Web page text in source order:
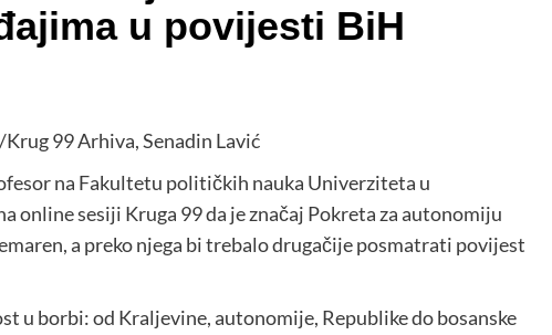
u povijesti BiH
99 Arhiva, Senadin Lavić
na Fakultetu političkih nauka Univerziteta u
online sesiji Kruga 99 da je značaj Pokreta za autonomiju
a preko njega bi trebalo drugačije posmatrati povijest
u borbi: od Kraljevine, autonomije, Republike do bosanske